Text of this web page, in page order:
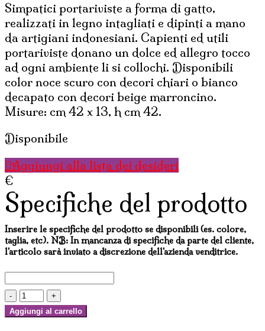
Simpatici portariviste a forma di gatto,
realizzati in legno intagliati e dipinti a mano
da artigiani indonesiani. Capienti ed utili
portariviste donano un dolce ed allegro tocco
ad ogni ambiente li si collochi. Disponibili
color noce scuro con decori chiari o bianco
decapato con decori beige marroncino.
Misure: cm 42 x 13, h cm 42.
Disponibile
Aggiungi alla lista dei desideri
€
Specifiche del prodotto
Inserire le specifiche del prodotto se disponibili (es. colore,
taglia, etc). NB: In mancanza di specifiche da parte del cliente,
l'articolo sarà inviato a discrezione dell'azienda venditrice.
PORTARIVISTE
GATTO
Aggiungi al carrello